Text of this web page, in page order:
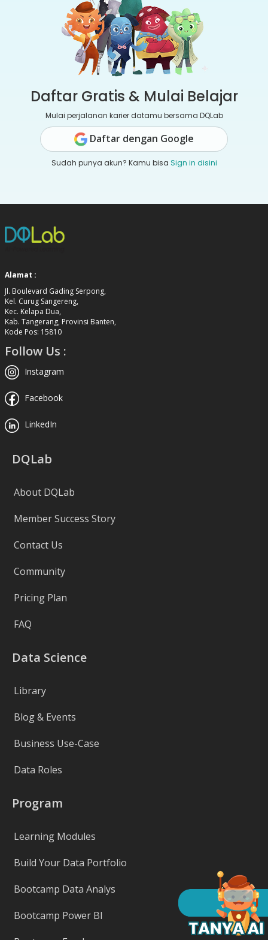
Daftar Gratis & Mulai Belajar
Mulai perjalanan karier datamu bersama DQLab
Daftar dengan Google
Sudah punya akun? Kamu bisa Sign in disini
Alamat :
Jl. Boulevard Gading Serpong,
Kel. Curug Sangereng,
Kec. Kelapa Dua,
Kab. Tangerang, Provinsi Banten,
Kode Pos: 15810
Follow Us :
Instagram
Facebook
LinkedIn
DQLab
About DQLab
Member Success Story
Contact Us
Community
Pricing Plan
FAQ
Data Science
Library
Blog & Events
Business Use-Case
Data Roles
Program
Learning Modules
Build Your Data Portfolio
Bootcamp Data Analys
Bootcamp Power BI